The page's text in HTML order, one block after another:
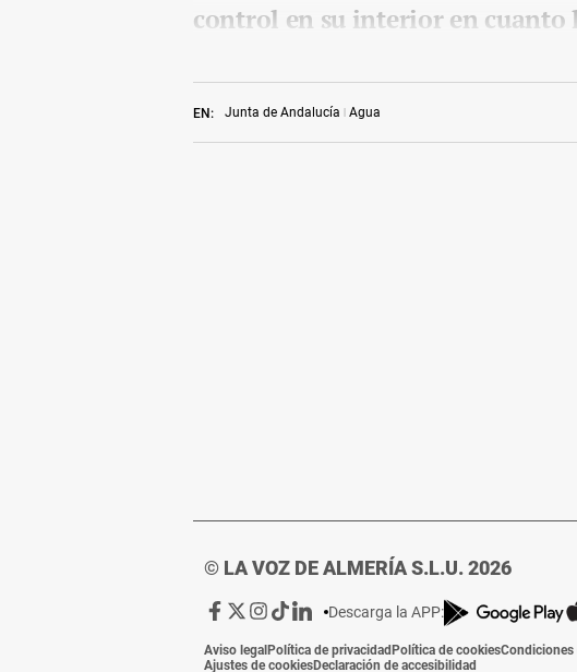
EN: Junta de Andalucía Agua
control en su interior en cuanto
© LA VOZ DE ALMERÍA S.L.U. 2026
Ir
Facebook
Ir
X
Ir
Instagram
Ir
TikTok
Ir
Linkedin
Descarga la APP:
Aviso legalPolítica de privacidadPolítica de cookiesCondiciones
Ajustes de cookiesDeclaración de accesibilidad